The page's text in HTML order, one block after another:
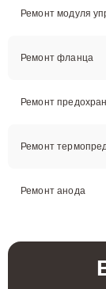
Ремонт модуля
Ремонт фланца
Ремонт
Ремонт
Ремонт анода